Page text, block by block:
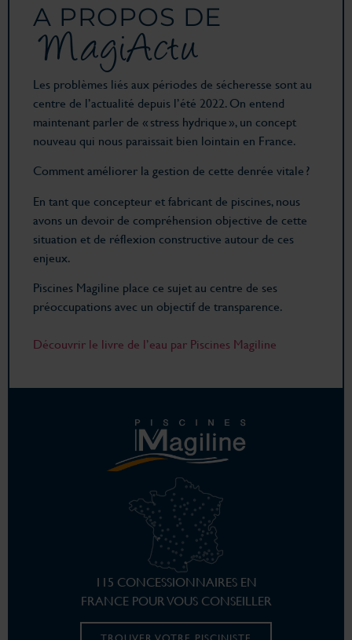
A PROPOS DE
MagiActu
Les problèmes liés aux périodes de sécheresse sont au
centre de l’actualité depuis l’été 2022. On entend
maintenant parler de « stress hydrique », un concept
nouveau qui nous paraissait bien lointain en France.
Comment améliorer la gestion de cette denrée vitale ?
En tant que concepteur et fabricant de piscines, nous
avons un devoir de compréhension objective de cette
situation et de réflexion constructive autour de ces
enjeux.
Piscines Magiline place ce sujet au centre de ses
préoccupations avec un objectif de transparence.
Découvrir le livre de l’eau par Piscines Magiline
115 CONCESSIONNAIRES EN
FRANCE POUR VOUS CONSEILLER